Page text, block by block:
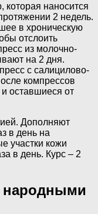
наносится
2 недель.
в хроническую
отслоить
из молочно-
на 2 дня.
с салицилово-
компрессов
оставшиеся от
Дополняют
в день на
участки кожи
в день. Курс – 2
народными